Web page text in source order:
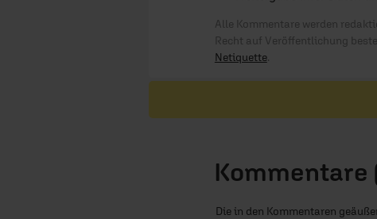
Alle Kommentare werden
Recht auf Veröffentlichung
Netiquette.
Kommentare
Die in den Kommentaren